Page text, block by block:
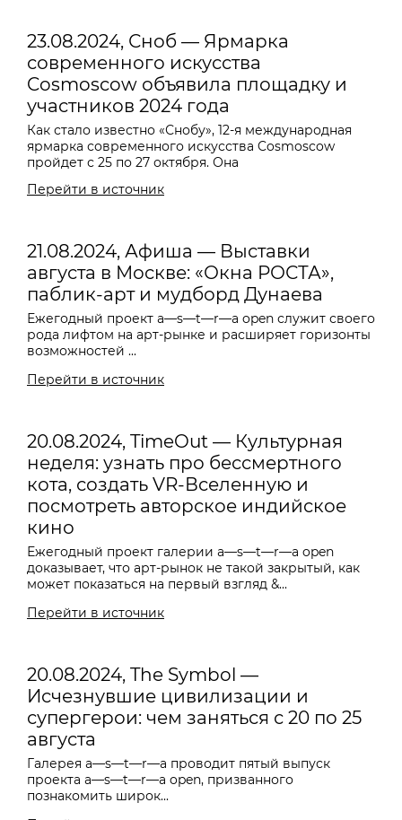
23.08.2024, Сноб — Ярмарка
современного искусства
Cosmoscow объявила площадку и
участников 2024 года
Как стало известно «Снобу», 12-я международная
ярмарка современного искусства Cosmoscow
пройдет с 25 по 27 октября. Она
Перейти в источник
21.08.2024, Афиша — Выставки
августа в Москве: «Окна РОСТА»,
паблик-арт и мудборд Дунаева
Ежегодный проект a—s—t—r—a open служит своего
рода лифтом на арт-рынке и расширяет горизонты
возможностей ...
Перейти в источник
20.08.2024, TimeOut — Культурная
неделя: узнать про бессмертного
кота, создать VR-Вселенную и
посмотреть авторское индийское
кино
Ежегодный проект галерии a—s—t—r—a open
доказывает, что арт-рынок не такой закрытый, как
может показаться на первый взгляд &...
Перейти в источник
20.08.2024, The Symbol —
Исчезнувшие цивилизации и
супергерои: чем заняться с 20 по 25
августа
Галерея a—s—t—r—a проводит пятый выпуск
проекта a—s—t—r—a open, призванного
познакомить широк...